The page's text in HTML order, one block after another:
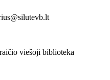
viešoji biblioteka